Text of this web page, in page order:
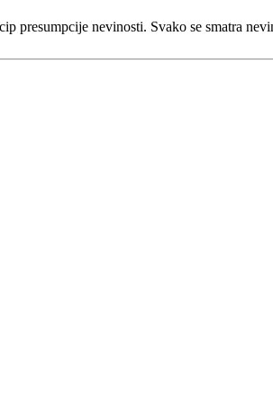
presumpcije nevinosti. Svako se smatra